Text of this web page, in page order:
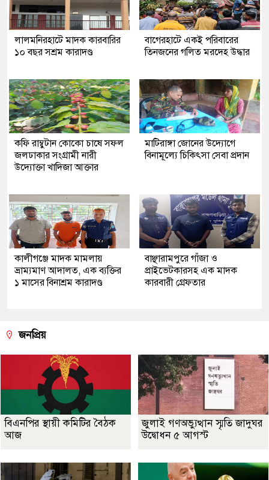
লালমনিরহাটে মাদক কারবারির
১০ বছর সশ্রম কারাদণ্ড
‎বাগেরহাটে একই পরিবারের
তিনজনের গলিত মরদেহ উদ্ধার
কফি রাম্বুটান কোকো চাষে সফল
জলঢাকার সংগ্রামী নারী
উদ্যোক্তা খাদিজা আক্তার
মাটিরাঙ্গা জোনের উদ্যোগে
বিনামূল্যে চিকিৎসা সেবা প্রদান
কালীগঞ্জে মাদক মামলায়
ভ্রাম্যমাণ আদালত, এক ব্যক্তির
১ মাসের বিনাশ্রম কারাদণ্ড
বাঞ্ছারামপুরে গাঁজা ও
প্রাইভেটকারসহ এক মাদক
কারবারী গ্রেফতার
জনপ্রিয়
বিএনপির স্থায়ী কমিটির বৈঠক
আজ
জুলাই গণঅভ্যুত্থান স্মৃতি জাদুঘর
উদ্বোধন ৫ আগস্ট